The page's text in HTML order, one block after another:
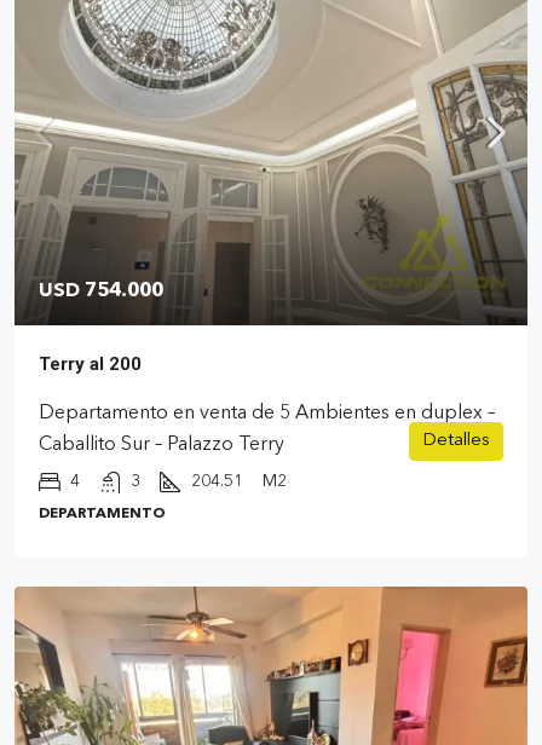
USD 754.000
Terry al 200
Departamento en venta de 5 Ambientes en duplex –
Caballito Sur – Palazzo Terry
4 3 204.51 M2
DEPARTAMENTO
Detalles